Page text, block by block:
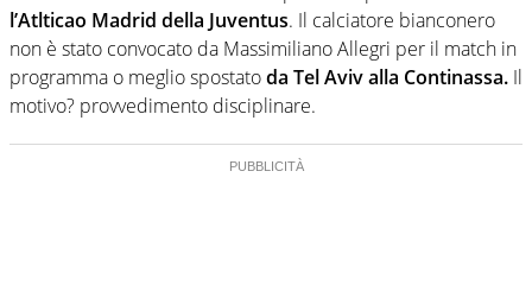
l’Atlticao Madrid della Juventus. Il calciatore bianconero
non è stato convocato da Massimiliano Allegri per il match in
programma o meglio spostatoda Tel Aviv alla Continassa. Il
motivo? provvedimento disciplinare.